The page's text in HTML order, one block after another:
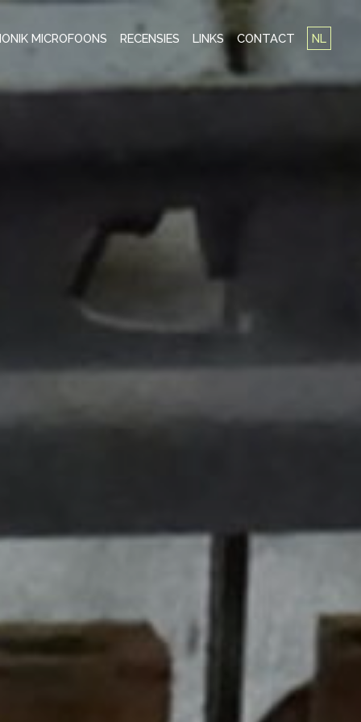
MICROFOONS RECENSIES LINKS CONTACT NL